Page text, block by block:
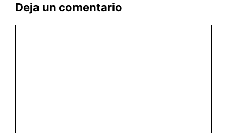
Deja un comentario